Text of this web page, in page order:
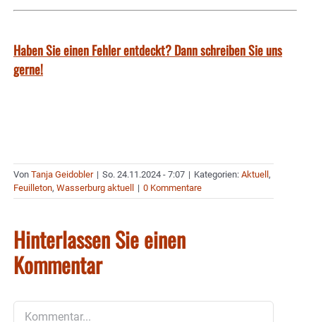
Haben Sie einen Fehler entdeckt? Dann schreiben Sie uns
gerne!
Von Tanja Geidobler | So. 24.11.2024 - 7:07 | Kategorien: Aktuell ,
Feuilleton, Wasserburg aktuell | 0 Kommentare
Hinterlassen Sie einen
Kommentar